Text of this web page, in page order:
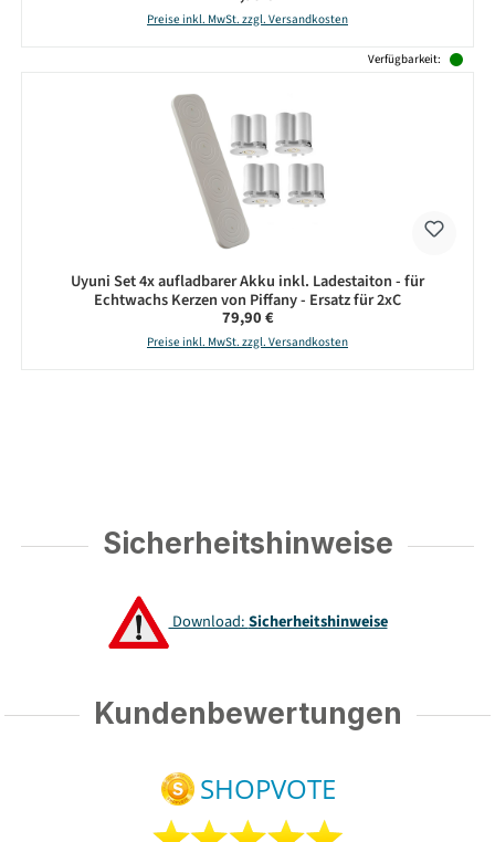
Preise inkl. MwSt. zzgl. Versandkosten
Verfügbarkeit:
Uyuni Set 4x aufladbarer Akku inkl. Ladestaiton - für
Echtwachs Kerzen von Piffany - Ersatz für 2xC
Regulärer Preis:
79,90 €
Preise inkl. MwSt. zzgl. Versandkosten
Sicherheitshinweise
Download:Sicherheitshinweise
Kundenbewertungen